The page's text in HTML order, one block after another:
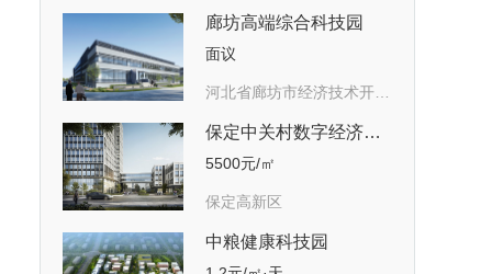
廊坊高端综合科技园
面议
保定中关村数字经济产业园
5500元/㎡
保定高新区
中粮健康科技园